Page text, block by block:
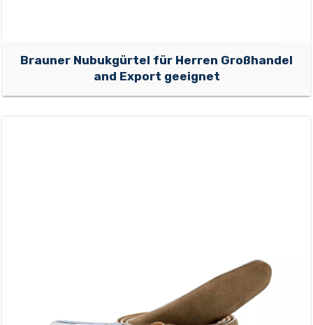
Brauner Nubukgürtel für Herren Großhandel
and Export geeignet